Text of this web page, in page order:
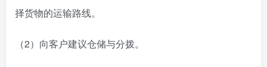
择货物的运输路线。
（2）向客户建议仓储与分拨。